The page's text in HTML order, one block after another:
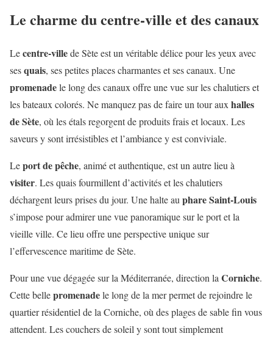
Le charme du centre-ville et des canaux
Lecentre-villede Sète est un véritable délice pour les yeux avec
sesquais, ses petites places charmantes et ses canaux. Une
promenadele long des canaux offre une vue sur les chalutiers et
les bateaux colorés. Ne manquez pas de faire un tour auxhalles
de Sète, où les étals regorgent de produits frais et locaux. Les
saveurs y sont irrésistibles et l’ambiance y est conviviale.
Leport de pêche, animé et authentique, est un autre lieu à
visiter. Les quais fourmillent d’activités et les chalutiers
déchargent leurs prises du jour. Une halte auphare Saint-Louis
s’impose pour admirer une vue panoramique sur le port et la
vieille ville. Ce lieu offre une perspective unique sur
l’effervescence maritime de Sète.
Pour une vue dégagée sur la Méditerranée, direction laCorniche.
Cette bellepromenadele long de la mer permet de rejoindre le
quartier résidentiel de la Corniche, où des plages de sable fin vous
attendent. Les couchers de soleil y sont tout simplement